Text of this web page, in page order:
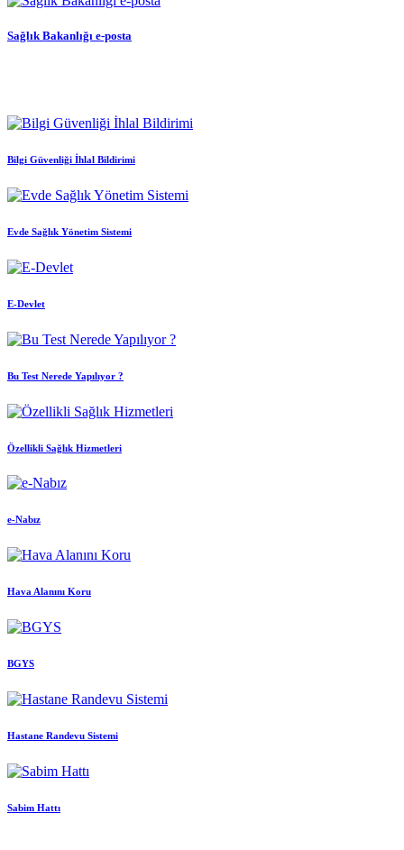
Sağlık Bakanlığı e-posta
Bilgi Güvenliği İhlal Bildirimi
Evde Sağlık Yönetim Sistemi
E-Devlet
Bu Test Nerede Yapılıyor ?
Özellikli Sağlık Hizmetleri
e-Nabız
Hava Alanını Koru
BGYS
Hastane Randevu Sistemi
Sabim Hattı